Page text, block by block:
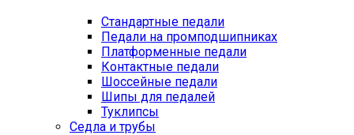
Стандартные педали
Педали на промподшипниках
Платформенные педали
Контактные педали
Шоссейные педали
Шипы для педалей
Туклипсы
Седла и трубы